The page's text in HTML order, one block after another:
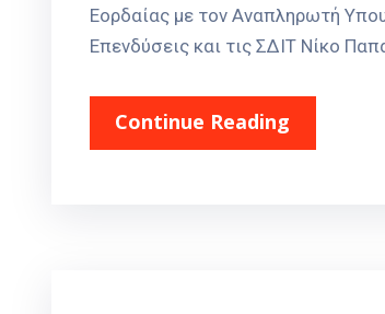
Εορδαίας με τον Αναπληρωτή
Επενδύσεις και τις ΣΔΙΤ Νίκο
Continue Reading